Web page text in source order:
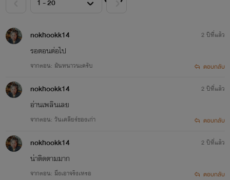
4.อุบัติเหตุรักมาเฟียร้าย คิม~เบส (ฉลามรุ่นลูกของคิมคู่กับน้องมายล์หลานของอินทรี)
5.รุ่นพี่ตัวร้ายของนายฉลาม มายล์~ฉลาม (รุ่นหลานของอินทรี)
ดีกว่านี้ #
nokhookk14
รอตอนต่อไป
จากตอน: มันหนาวนะครับ
2 ปีที่แล้ว
ตอบกลับ
nokhookk14
อ่านเพลินเลย
จากตอน: วันเคลียร์ของเก่า
2 ปีที่แล้ว
ตอบกลับ
nokhookk14
น่าติดตามมาก
จากตอน: มึงเอาจริงเหรอ
2 ปีที่แล้ว
ตอบกลับ